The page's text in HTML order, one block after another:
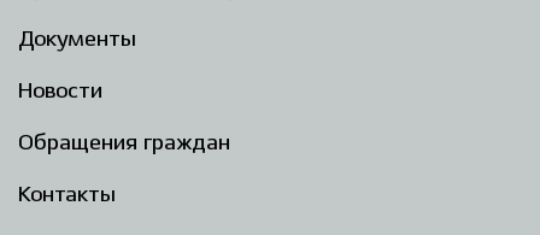
Документы
Новости
Обращения граждан
Контакты